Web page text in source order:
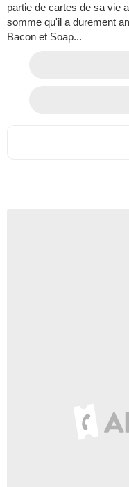
partie de cartes de sa vie
somme qu'il a durement
Bacon et Soap...